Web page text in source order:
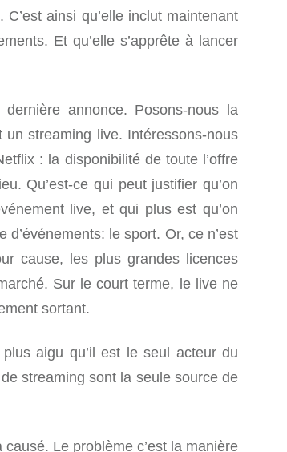
ainsi qu’elle inclut maintenant
Et qu’elle s’apprête à lancer
annonce. Posons-nous la
streaming live. Intéressons-nous
: la disponibilité de toute l’offre
Qu’est-ce qui peut justifier qu’on
live, et qui plus est qu’on
le sport. Or, ce n’est
cause, les plus grandes licences
Sur le court terme, le live ne
sortant.
aigu qu’il est le seul acteur du
streaming sont la seule source de
causé. Le problème c’est la manière